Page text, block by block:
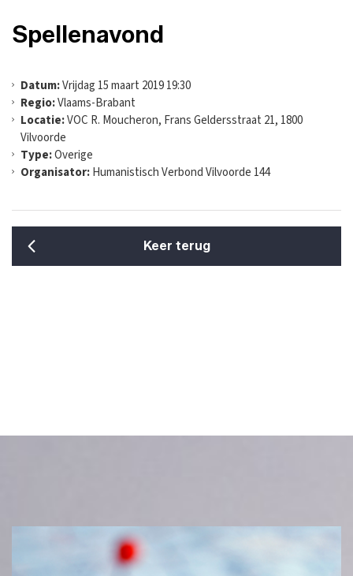
Spellenavond
Datum:Vrijdag 15 maart 2019 19:30
Regio:Vlaams-Brabant
Locatie:VOC R. Moucheron, Frans Geldersstraat 21, 1800
Vilvoorde
Type:Overige
Organisator:Humanistisch Verbond Vilvoorde 144
Keer terug